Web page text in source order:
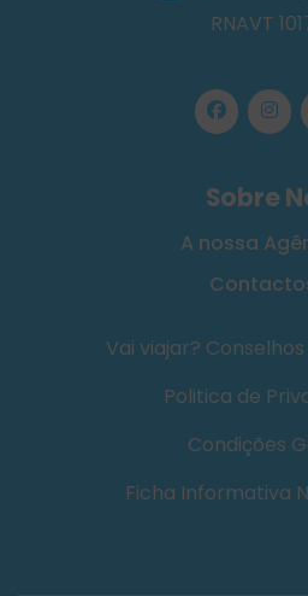
RNAVT
Sobre
A nossa
Vai viajar?
Politica de
Condições
Ficha Informativa